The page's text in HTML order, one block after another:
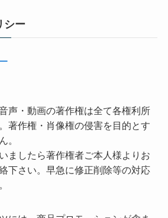
シー
声・動画の著作権は全て各権利所
著作権・肖像権の侵害を目的とす
。
ましたら著作権者ご本人様よりお
下さい。早急に修正削除等の対応